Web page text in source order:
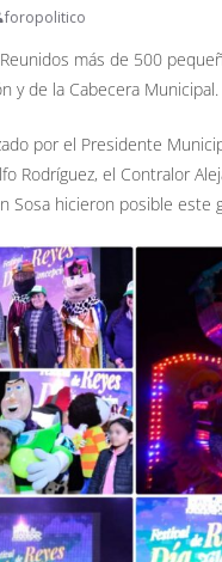
foropolitico
Reunidos más de 500
y de la Cabecera Municipal.
por el Presidente
Rodríguez, el Contralor
Sosa hicieron posible este